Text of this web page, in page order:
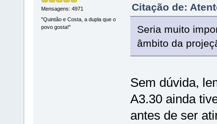
Mensagens: 4971
"Quintão e Costa, a dupla que o
povo gosta!"
Citação de:
Seria muito
âmbito da
Sem dúvida,
A3.30 ainda
antes de ser